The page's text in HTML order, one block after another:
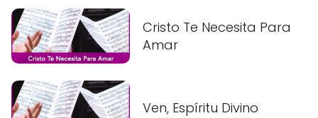
Cristo Te Necesita Para
Amar
Ven, Espíritu Divino